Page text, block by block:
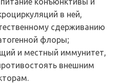
в ней,
сдерживанию
флоры;
и местный иммунитет,
внешним